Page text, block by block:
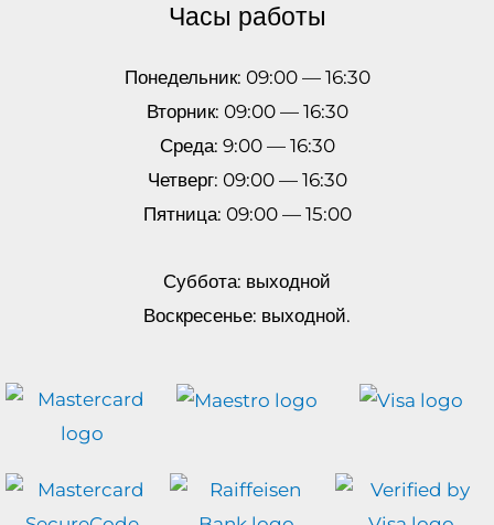
Часы работы
Понедельник: 09:00 — 16:30
Вторник: 09:00 — 16:30
Среда: 9:00 — 16:30
Четверг: 09:00 — 16:30
Пятница: 09:00 — 15:00
Суббота: выходной
Воскресенье: выходной.